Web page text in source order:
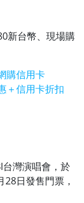
新台幣、現場購
購信用卡
＋信用卡折扣
台灣演唱會，於
日發售門票，